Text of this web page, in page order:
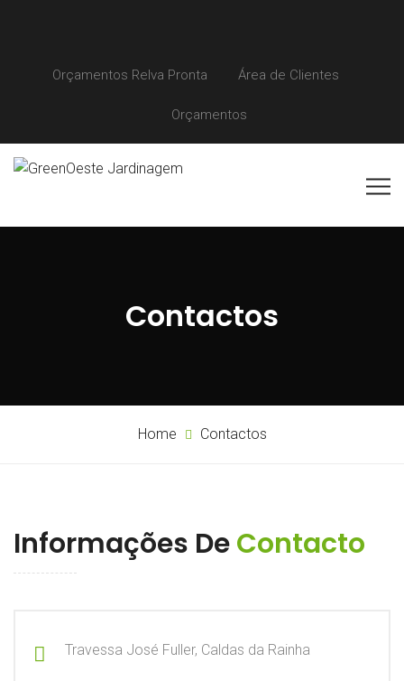
Orçamentos Relva Pronta Área de Clientes
Orçamentos
Contactos
Home Contactos
Informações DeContacto
Travessa José Fuller, Caldas da Rainha